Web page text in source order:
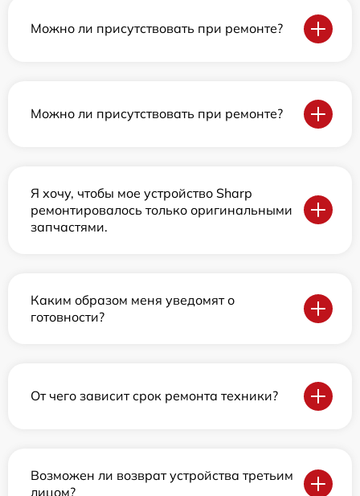
Можно ли присутствовать при ремонте?
Можно ли присутствовать при ремонте?
Я хочу, чтобы мое устройство Sharp
ремонтировалось только оригинальными
запчастями.
Каким образом меня уведомят о
готовности?
От чего зависит срок ремонта техники?
Возможен ли возврат устройства третьим
лицом?